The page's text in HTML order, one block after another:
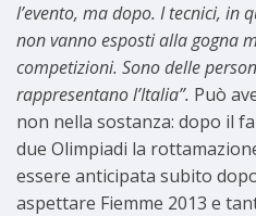
l’evento, ma dopo. I tecnici, in
non vanno esposti alla gogna
competizioni. Sono delle
rappresentano l’Italia”. Può
non nella sostanza: dopo il
due Olimpiadi la
essere anticipata subito
aspettare Fiemme 2013 e